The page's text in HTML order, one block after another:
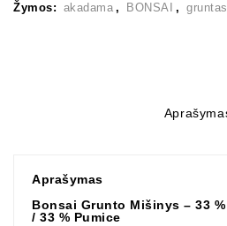
Žymos: akadama , BONSAI , gruntas
Aprašymas
Bonsai Grunto Mišinys – 33
/ 33 % Pumice